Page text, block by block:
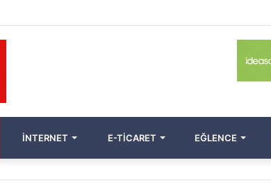
İNTERNET E-TICARET EĞLENCE